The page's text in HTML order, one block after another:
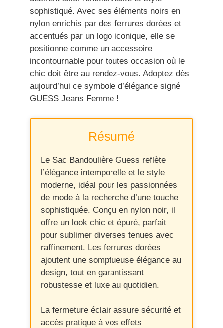
sophistiqué. Avec ses éléments noirs en
nylon enrichis par des ferrures dorées et
accentués par un logo iconique, elle se
positionne comme un accessoire
incontournable pour toutes occasion où le
chic doit être au rendez-vous. Adoptez dès
aujourd’hui ce symbole d’élégance signé
GUESS Jeans Femme !
Résumé
Le Sac Bandoulière Guess reflète
l’élégance intemporelle et le style
moderne, idéal pour les passionnées
de mode à la recherche d’une touche
sophistiquée. Conçu en nylon noir, il
offre un look chic et épuré, parfait
pour sublimer diverses tenues avec
raffinement. Les ferrures dorées
ajoutent une somptueuse élégance au
design, tout en garantissant
robustesse et luxe au quotidien.
La fermeture éclair assure sécurité et
accès pratique à vos effets